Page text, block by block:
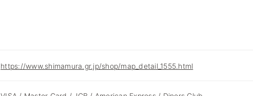
https://www.shimamura.gr.jp/shop/map_detail_1555.html